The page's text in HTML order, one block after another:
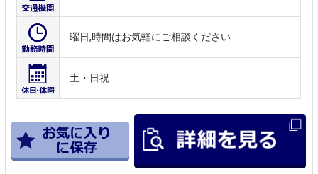
曜日,時間はお気軽にご相談ください
土・日祝